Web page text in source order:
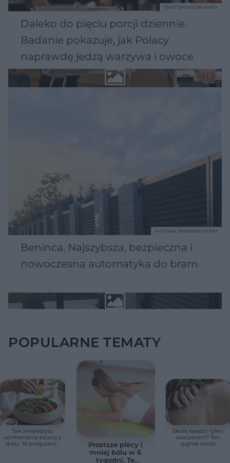
Daleko do pięciu porcji dziennie.
Badanie pokazuje, jak Polacy
naprawdę jedzą warzywa i owoce
TEKST SPONSOROWANY
Beninca. Najszybsza, bezpieczna i
nowoczesna automatyka do bram
MATERIAŁ SPONSOROWANY
POPULARNE TEMATY
Tak zwiększysz
wchłanianie żelaza z
diety. Te połączenia
Prostsze plecy i
mniej bólu w 6
tygodni. Te
Skóra swędzi tylko
wieczorem? Ten
sygnał może